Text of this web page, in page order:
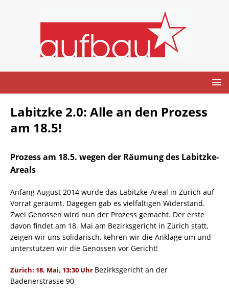
Labitzke 2.0: Alle an den Prozess
am 18.5!
Prozess am 18.5. wegen der Räumung des Labitzke-
Areals
Anfang August 2014 wurde das Labitzke-Areal in Zürich auf
Vorrat geräumt. Dagegen gab es vielfältigen Widerstand.
Zwei Genossen wird nun der Prozess gemacht. Der erste
davon findet am 18. Mai am Bezirksgericht in Zürich statt,
zeigen wir uns solidarisch, kehren wir die Anklage um und
unterstützen wir die Genossen vor Gericht!
Zürich: 18. Mai, 13:30 Uhr Bezirksgericht an der
Badenerstrasse 90